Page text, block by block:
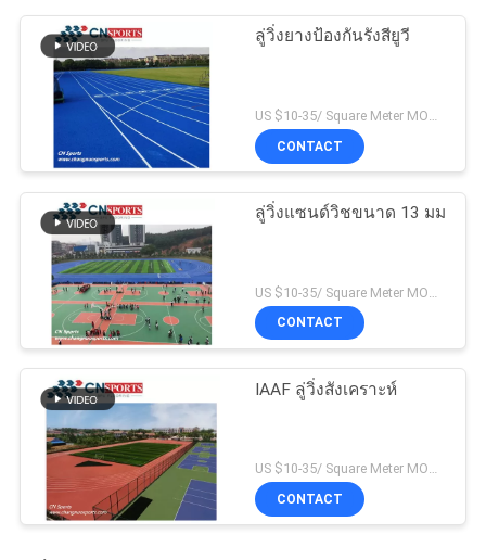
ลู่วิ่งยางป้องกันรังสียูวี
CONTACT
ลู่วิ่งแซนด์วิชขนาด 13 มม
CONTACT
IAAF ลู่วิ่งสังเคราะห์
US $10-35/ Square Meter MOQ:/
CONTACT